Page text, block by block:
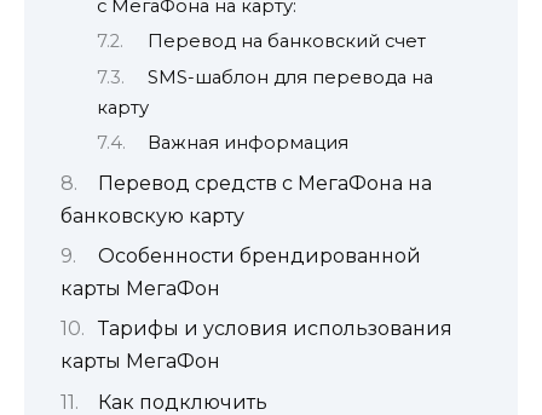
с МегаФона на карту:
Перевод на банковский счет
SMS-шаблон для перевода на
карту
Важная информация
Перевод средств с МегаФона на
банковскую карту
Особенности брендированной
карты МегаФон
Тарифы и условия использования
карты МегаФон
Как подключить